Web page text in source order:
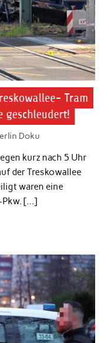
Tram
geschleudert!
Doku
kurz nach 5 Uhr
der Treskowallee
waren eine
Pkw. […]